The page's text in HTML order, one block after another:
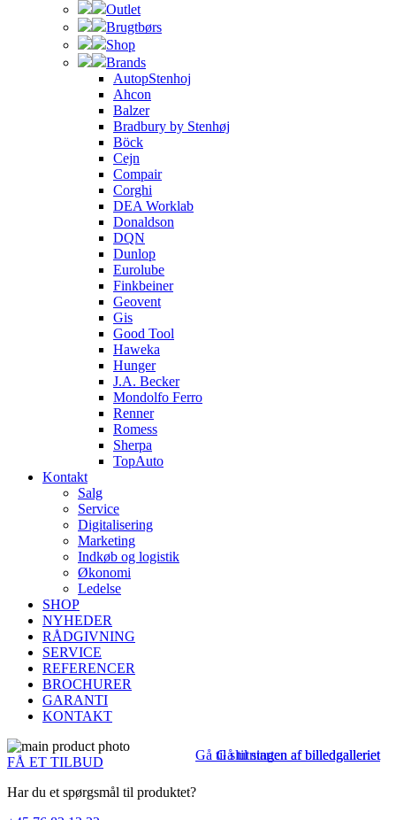
Outlet
Brugtbørs
Shop
Brands
AutopStenhoj
Ahcon
Balzer
Bradbury by Stenhøj
Böck
Cejn
Compair
Corghi
DEA Worklab
Donaldson
DQN
Dunlop
Eurolube
Finkbeiner
Geovent
Gis
Good Tool
Haweka
Hunger
J.A. Becker
Mondolfo Ferro
Renner
Romess
Sherpa
TopAuto
Kontakt
Salg
Service
Digitalisering
Marketing
Indkøb og logistik
Økonomi
Ledelse
SHOP
NYHEDER
RÅDGIVNING
SERVICE
REFERENCER
BROCHURER
GARANTI
KONTAKT
Gå til slutningen af billedgalleriet
FÅ ET TILBUD
Har du et spørgsmål til produktet?
Gå til starten af billedgalleriet